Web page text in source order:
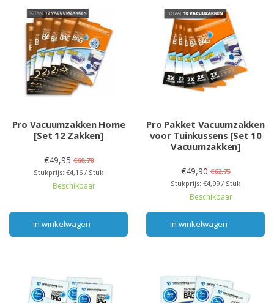
Pro Vacuumzakken Home
[Set 12 Zakken]
€49,95 €60,70
Stukprijs: €4,16 / Stuk
Beschikbaar
In winkelwagen
Pro Pakket Vacuumzakken
voor Tuinkussens [Set 10
Vacuumzakken]
€49,90 €62,75
Stukprijs: €4,99 / Stuk
Beschikbaar
In winkelwagen